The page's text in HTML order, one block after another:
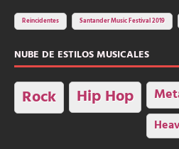
Reincidentes Santander Music Festival 2019
NUBE DE ESTILOS MUSICALES
Rock Hip Hop